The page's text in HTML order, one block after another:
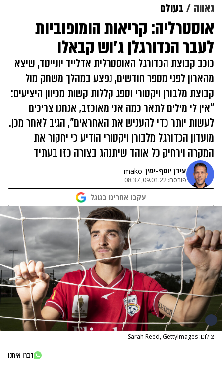
גאווה בעולם
אוסטרליה: קריאות הומופוביות
לעבר הכדורגלן ג'וש קבאלו
כוכב קבוצת הכדורגל האוסטרלית אדלייד יונייטד, שיצא
מהארון לפני מספר חודשים, נפצע במהלך משחק מול
קבוצת מלבורן ויקטורי וספג קללות קשות מכיוון היציעים:
"אין לי מילים לתאר כמה אני מאוכזב, אנחנו צריכים
לעשות יותר כדי להעניש את האחראים", הגיב לאחר מכן.
מועדון הכדורגל מלבורן ויקטורי הודיע כי יחקור את
המקרה וירחיק כל אוהד שיתנהג בצורה כזו בעתיד
עידן יוסף-ימין mako
פורסם: 09.01.22, 08:37
עקבו אחרינו בגוגל
צילום: Sarah Reed, GettyImages
דברו איתנו